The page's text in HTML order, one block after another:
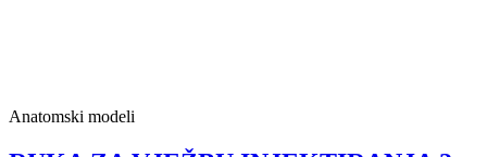
Anatomski modeli